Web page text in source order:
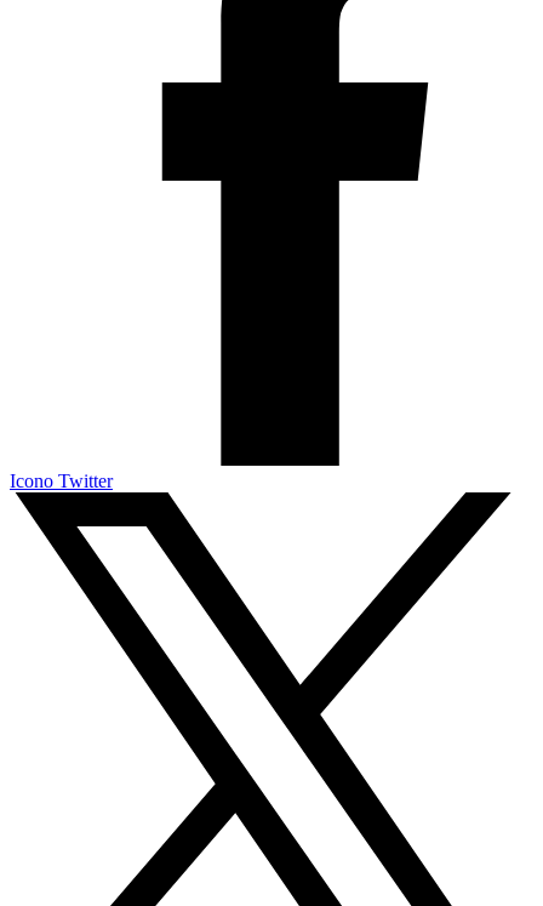
Icono Twitter